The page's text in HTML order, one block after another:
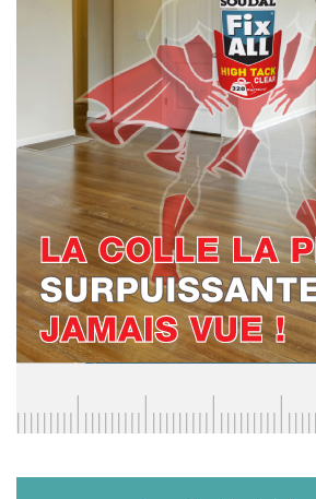
VERRE FEUILLETÉ
VERRE ANTI-REFLET
VERRE LAQUÉ/CRÉDENCE
VERRE FEUILLETÉ/TREMPÉ
DALLE DE SOL EN VERRE
PORTE EN VERRE
GARDE CORPS EN VERRE
VERRIÈRE TYPE ATELIER
VERRES TEXTURÉS
PLEXIGLAS PMMA